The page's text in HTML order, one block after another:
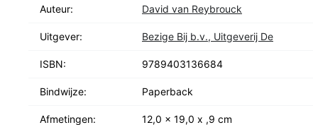
Auteur: David van Reybrouck
Uitgever: Bezige Bij b.v., Uitgeverij De
ISBN: 9789403136684
Bindwijze: Paperback
Afmetingen: 12,0 x 19,0 x ,9 cm